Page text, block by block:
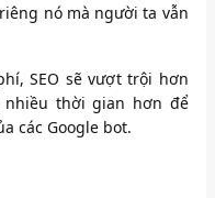
nó mà người ta vẫn
SEO sẽ vượt trội hơn
thời gian hơn để
các Google bot.